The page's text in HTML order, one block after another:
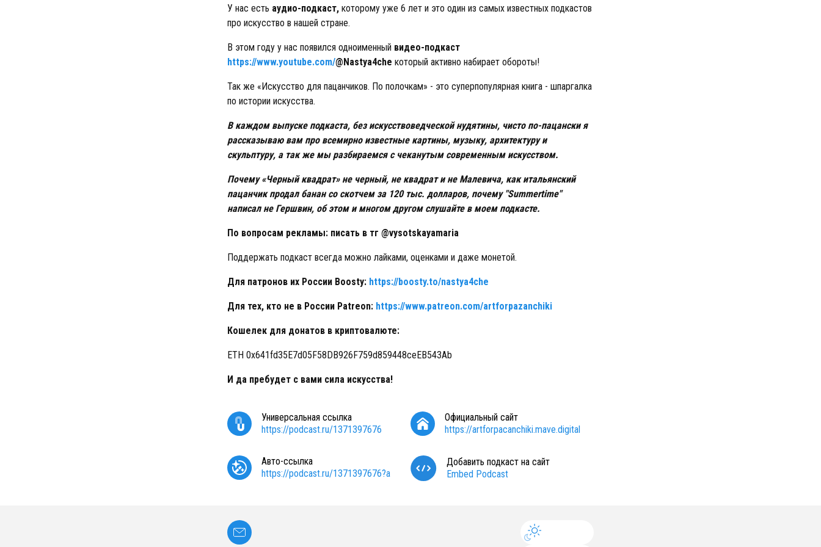
У нас есть аудио-подкаст, которому уже 6 лет и это один из самых известных подкастов
про искусство в нашей стране.
В этом году у нас появился одноименный видео-подкаст
https://www.youtube.com/@Nastya4che который активно набирает обороты!
Так же «Искусство для пацанчиков. По полочкам» - это суперпопулярная книга - шпаргалка
по истории искусства.
В каждом выпуске подкаста, без искусствоведческой нудятины, чисто по-пацански я
рассказываю вам про всемирно известные картины, музыку, архитектуру и
скульптуру, а так же мы разбираемся с чеканутым современным искусством.
Почему «Черный квадрат» не черный, не квадрат и не Малевича, как итальянский
пацанчик продал банан со скотчем за 120 тыс. долларов, почему "Summertime"
написал не Гершвин, об этом и многом другом слушайте в моем подкасте.
По вопросам рекламы: писать в тг @vysotskayamaria
Поддержать подкаст всегда можно лайками, оценками и даже монетой.
Для патронов их России Boosty: https://boosty.to/nastya4che
Для тех, кто не в России Patreon: https://www.patreon.com/artforpazanchiki
Кошелек для донатов в криптовалюте:
ETH 0x641fd35E7d05F58DB926F759d859448ceEB543Ab
И да пребудет с вами сила искусства!
Универсальная ссылка
https://podcast.ru/1371397676
Официальный сайт
https://artforpacanchiki.mave.digital
Авто-ссылка
https://podcast.ru/1371397676?a
Добавить подкаст на сайт
Embed Podcast